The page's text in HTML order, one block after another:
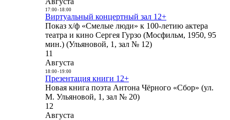
17:00- 18:00
Виртуальный концертный зал 12+
Показ х/ф «Смелые люди» к 100-летию актера
театра и кино Сергея Гурзо (Мосфильм, 1950, 95
мин.) (Ульяновой, 1, зал № 12)
11
Августа
18:00- 19:00
Презентация книги 12+
Новая книга поэта Антона Чёрного «Сбор» (ул.
М. Ульяновой, 1, зал № 20)
12
Августа